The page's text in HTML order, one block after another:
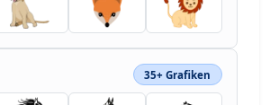
35+ Grafiken